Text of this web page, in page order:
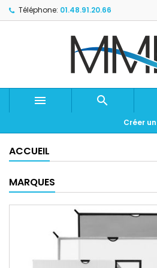
Téléphone: 01.48.91.20.66
 
Créer
ACCUEIL
MARQUES